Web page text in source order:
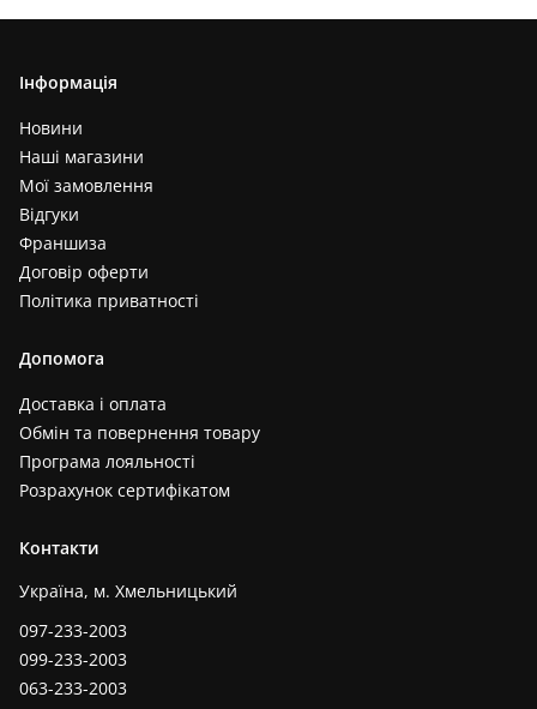
Інформація
Новини
Наші магазини
Мої замовлення
Відгуки
Франшиза
Договір оферти
Політика приватності
Допомога
Доставка і оплата
Обмін та повернення товару
Програма лояльності
Розрахунок сертифікатом
Контакти
Україна, м. Хмельницький
097-233-2003
099-233-2003
063-233-2003